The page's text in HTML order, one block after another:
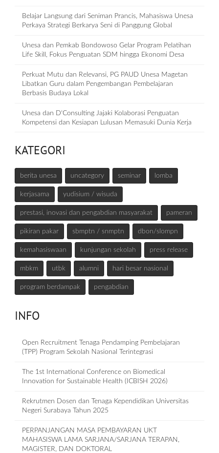
Belajar Langsung dari Seniman Prancis, Mahasiswa Unesa
Perkaya Strategi Berkarya Seni di Panggung Global
Unesa dan Pemkab Bondowoso Gelar Program Pelatihan
Life Skill, Fokus Penguatan SDM hingga Ekonomi Desa
Perkuat Mutu dan Relevansi, PG PAUD Unesa Magetan
Libatkan Guru dalam Pengembangan Pembelajaran
Berbasis Budaya Lokal
Unesa dan D‘Consulting Jajaki Kolaborasi Penguatan
Kompetensi dan Kesiapan Lulusan Memasuki Dunia Kerja
KATEGORI
berita unesa uncategory seminar lomba
kerjasama yudisium / wisuda
prestasi, inovasi dan pengabdian masyarakat pameran
pikiran pakar sbmptn / snmptn dbon/slompn
kemahasiswaan kunjungan sekolah press release
mbkm utbk alumni hari besar nasional
program berdampak pengabdian
INFO
Open Recruitment Tenaga Pendamping Pembelajaran
(TPP) Program Sekolah Nasional Terintegrasi
The 1st International Conference on Biomedical
Innovation for Sustainable Health (ICBISH 2026)
Rekrutmen Dosen dan Tenaga Kependidikan Universitas
Negeri Surabaya Tahun 2025
PERPANJANGAN MASA PEMBAYARAN UKT
MAHASISWA LAMA SARJANA/SARJANA TERAPAN,
MAGISTER, DAN DOKTORAL